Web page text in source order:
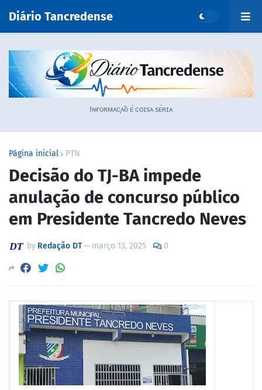
Diário Tancredense
Iɴғᴏʀᴍᴀᴄ̧ᴀ̃ᴏ ᴇ́ ᴄᴏɪsᴀ sᴇ́ʀɪᴀ
Página inicial PTN
Decisão do TJ-BA impede
anulação de concurso público
em Presidente Tancredo Neves
by Redação DT— março 13, 2025 0